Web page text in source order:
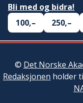
Bli med og bidra!
100,–
250,–
© Det Norske
Redaksjonen holder